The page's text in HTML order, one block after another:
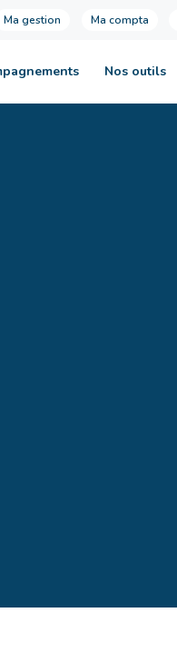
Ma gestion Ma compta
Nos outils